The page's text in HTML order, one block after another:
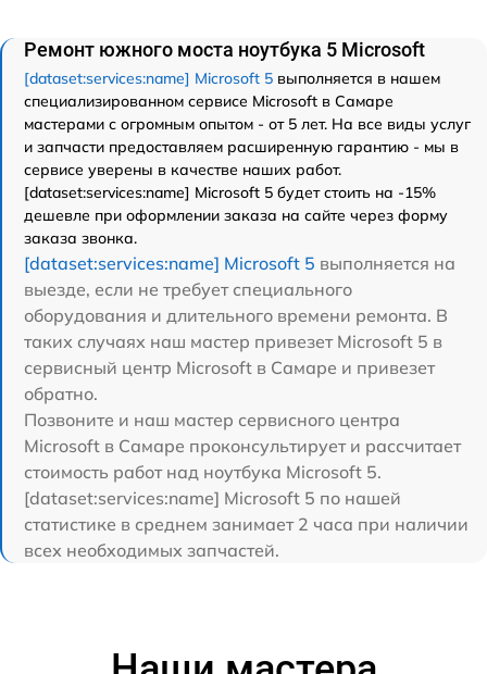
Ремонт южного моста ноутбука 5 Microsoft
[dataset:services:name] Microsoft 5 выполняется в нашем
специализированном сервисе Microsoft в Самаре
мастерами с огромным опытом - от 5 лет. На все виды услуг
и запчасти предоставляем расширенную гарантию - мы в
сервисе уверены в качестве наших работ.
[dataset:services:name] Microsoft 5 будет стоить на -15%
дешевле при оформлении заказа на сайте через форму
заказа звонка.
[dataset:services:name] Microsoft 5 выполняется на
выезде, если не требует специального
оборудования и длительного времени ремонта. В
таких случаях наш мастер привезет Microsoft 5 в
сервисный центр Microsoft в Самаре и привезет
обратно.
Позвоните и наш мастер сервисного центра
Microsoft в Самаре проконсультирует и рассчитает
стоимость работ над ноутбука Microsoft 5.
[dataset:services:name] Microsoft 5 по нашей
статистике в среднем занимает 2 часа при наличии
всех необходимых запчастей.